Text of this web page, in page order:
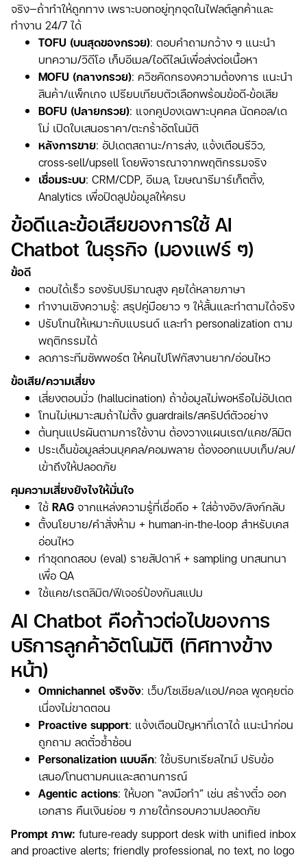
จริง—ถ้าทำให้ถูกทาง เพราะบอทอยู่ทุกจุดในไฟลต์ลูกค้าและ
ทำงาน 24/7 ได้
TOFU (บนสุดของกรวย): ตอบคำถามกว้าง ๆ แนะนำ
บทความ/วิดีโอ เก็บอีเมล/ไอดีไลน์เพื่อส่งต่อเนื้อหา
MOFU (กลางกรวย): ควิซคัดกรองความต้องการ แนะนำ
สินค้า/แพ็กเกจ เปรียบเทียบตัวเลือกพร้อมข้อดี‑ข้อเสีย
BOFU (ปลายกรวย): แจกคูปองเฉพาะบุคคล นัดคอล/เด
โม่ เปิดใบเสนอราคา/ตะกร้าอัตโนมัติ
หลังการขาย: อัปเดตสถานะ/การส่ง, แจ้งเตือนรีวิว,
cross‑sell/upsell โดยพิจารณาจากพฤติกรรมจริง
เชื่อมระบบ: CRM/CDP, อีเมล, โฆษณารีมาร์เก็ตติ้ง,
Analytics เพื่อปิดลูปข้อมูลให้ครบ
ข้อดีและข้อเสียของการใช้ AI
Chatbot ในธุรกิจ (มองแฟร์ ๆ)
ข้อดี
ตอบได้เร็ว รองรับปริมาณสูง คุยได้หลายภาษา
ทำงานเชิงความรู้: สรุปคู่มือยาว ๆ ให้สั้นและทำตามได้จริง
ปรับโทนให้เหมาะกับแบรนด์ และทำ personalization ตาม
พฤติกรรมได้
ลดภาระทีมซัพพอร์ต ให้คนไปโฟกัสงานยาก/อ่อนไหว
ข้อเสีย/ความเสี่ยง
เสี่ยงตอบมั่ว (hallucination) ถ้าข้อมูลไม่พอหรือไม่อัปเดต
โทนไม่เหมาะสมถ้าไม่ตั้ง guardrails/สคริปต์ตัวอย่าง
ต้นทุนแปรผันตามการใช้งาน ต้องวางแผนเรต/แคช/ลิมิต
ประเด็นข้อมูลส่วนบุคคล/คอมพลาย ต้องออกแบบเก็บ/ลบ/
เข้าถึงให้ปลอดภัย
คุมความเสี่ยงยังไงให้มั่นใจ
ใช้ RAG จากแหล่งความรู้ที่เชื่อถือ + ใส่อ้างอิง/ลิงก์กลับ
ตั้งนโยบาย/คำสั่งห้าม + human‑in‑the‑loop สำหรับเคส
อ่อนไหว
ทำชุดทดสอบ (eval) รายสัปดาห์ + sampling บทสนทนา
เพื่อ QA
ใช้แคช/เรตลิมิต/ฟีเจอร์ป้องกันสแปม
AI Chatbot คือก้าวต่อไปของการ
บริการลูกค้าอัตโนมัติ (ทิศทางข้าง
หน้า)
Omnichannel จริงจัง: เว็บ/โซเชียล/แอป/คอล พูดคุยต่อ
เนื่องไม่ขาดตอน
Proactive support: แจ้งเตือนปัญหาที่เดาได้ แนะนำก่อน
ถูกถาม ลดตั๋วซ้ำซ้อน
Personalization แบบลึก: ใช้บริบทเรียลไทม์ ปรับข้อ
เสนอ/โทนตามคนและสถานการณ์
Agentic actions: ให้บอท “ลงมือทำ” เช่น สร้างตั๋ว ออก
เอกสาร คืนเงินย่อย ๆ ภายใต้กรอบความปลอดภัย
Prompt ภาพ: future‑ready support desk with unified inbox
and proactive alerts; friendly professional, no text, no logo